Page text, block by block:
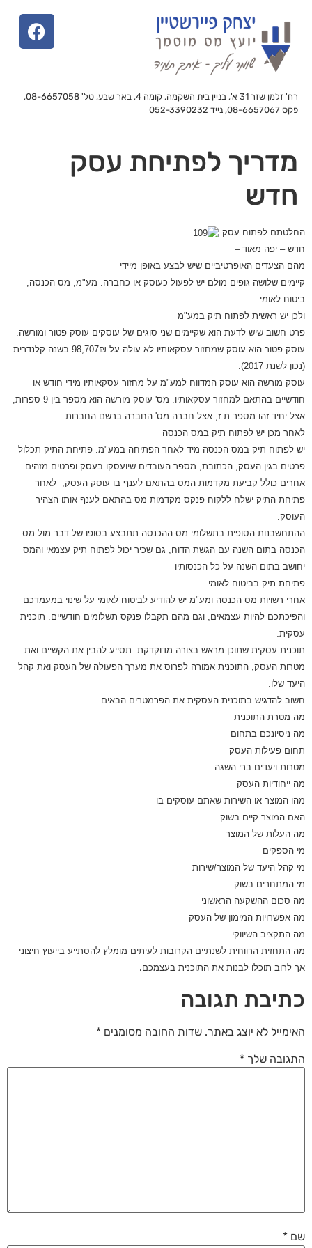
רח' זלמן שזר 31 א', בניין בית השקמה, קומה 4, באר שבע, טל' 08-6657058,
פקס 08-6657067, נייד 052-3390232
מדריך לפתיחת עסק
חדש
החלטתם לפתוח עסק
חדש – יפה מאוד –
מהם הצעדים האופרטיביים שיש לבצע באופן מיידי
קיימים שלושה גופים מולם יש לפעול כעוסק או כחברה: מע"מ, מס הכנסה,
ביטוח לאומי.
ולכן יש ראשית לפתוח תיק במע"מ
פרט חשוב שיש לדעת הוא שקיימים שני סוגים של עוסקים עוסק פטור ומורשה.
עוסק פטור הוא עוסק שמחזור עסקאותיו לא עולה על 98,707₪ בשנה קלנדרית
(נכון לשנת 2017).
עוסק מורשה הוא עוסק המדווח למע"מ על מחזור עסקאותיו מידי חודש או
חודשיים בהתאם למחזור עסקאותיו. מס' עוסק מורשה הוא מספר בין 9 ספרות,
אצל יחיד זהו מספר ת.ז, אצל חברה מס' החברה ברשם החברות.
לאחר מכן יש לפתוח תיק במס הכנסה
יש לפתוח תיק במס הכנסה מיד לאחר הפתיחה במע"מ. פתיחת התיק תכלול
פרטים בגין העסק, הכתובת, מספר העובדים שיועסקו בעסק ופרטים מזהים
אחרים כולל קביעת מקדמות המס בהתאם לענף בו עוסק העסק, לאחר
פתיחת התיק ישלח ללקוח פנקס מקדמות מס בהתאם לענף אותו הצהיר
העוסק.
ההתחשבנות הסופית בתשלומי מס ההכנסה תתבצע בסופו של דבר מול מס
הכנסה בתום השנה עם הגשת הדוח, גם שכיר יכול לפתוח תיק עצמאי והמס
יחושב בתום השנה על כל הכנסותיו
פתיחת תיק בביטוח לאומי
אחרי רשויות מס הכנסה ומע"מ יש להודיע לביטוח לאומי על שינוי במעמדכם
והפיכתכם להיות עצמאים, וגם מהם תקבלו פנקס תשלומים חודשיים. תוכנית
עסקית.
תוכנית עסקית שתוכן מראש בצורה מדוקדקת תסייע להבין את הקשיים ואת
מטרות העסק, התוכנית אמורה לפרוס את מערך הפעולה של העסק ואת קהל
היעד שלו.
חשוב להדגיש בתוכנית העסקית את הפרמטרים הבאים
מה מטרת התוכנית
מה ניסיונכם בתחום
תחום פעילות העסק
מטרות ויעדים ברי השגה
מה ייחודיות העסק
מהו המוצר או השירות שאתם עוסקים בו
האם המוצר קיים בשוק
מה העלות של המוצר
מי הספקים
מי קהל היעד של המוצר/שירות
מי המתחרים בשוק
מה סכום ההשקעה הראשוני
מה אפשרויות המימון של העסק
מה התקציב השיווקי
מה התחזית הרווחית לשנתיים הקרובות לעיתים מומלץ להסתייע בייעוץ חיצוני
אך לרוב תוכלו לבנות את התוכנית בעצמכם.
כתיבת תגובה
האימייל לא יוצג באתר. שדות החובה מסומנים *
התגובה שלך *
שם *